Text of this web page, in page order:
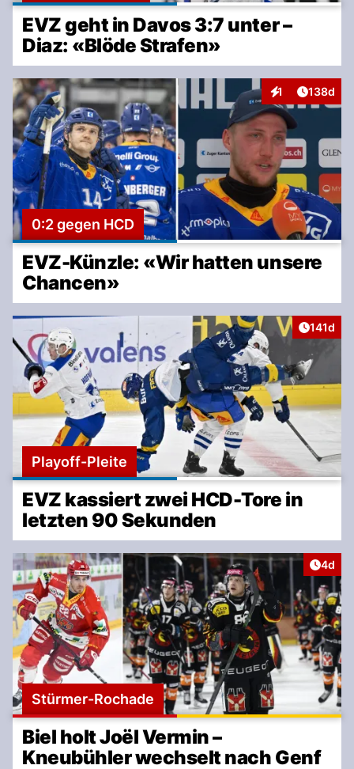
EVZ geht in Davos 3:7 unter –
Diaz: «Blöde Strafen»
1
Interaktionen
Artikel
138d
0:2 gegen HCD
EVZ-Künzle: «Wir hatten unsere
Chancen»
Artikel
141d
Playoff-Pleite
EVZ kassiert zwei HCD-Tore in
letzten 90 Sekunden
4d
Stürmer-Rochade
Biel holt Joël Vermin –
Kneubühler wechselt nach Genf